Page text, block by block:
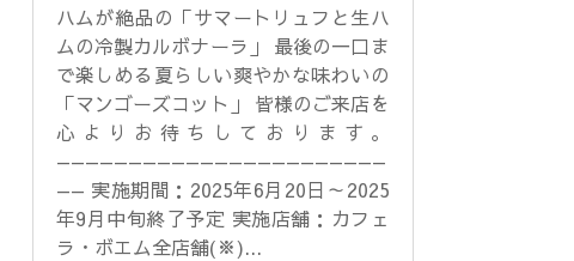
ハムが絶品の「サマートリュフと生ハ
ムの冷製カルボナーラ」 最後の一口ま
で楽しめる夏らしい爽やかな味わいの
「マンゴーズコット」 皆様のご来店を
心よりお待ちしております。
———————————————————————
—— 実施期間：2025年6月20日～2025
年9月中旬終了予定 実施店舗：カフェ
ラ・ボエム全店舗(※)...